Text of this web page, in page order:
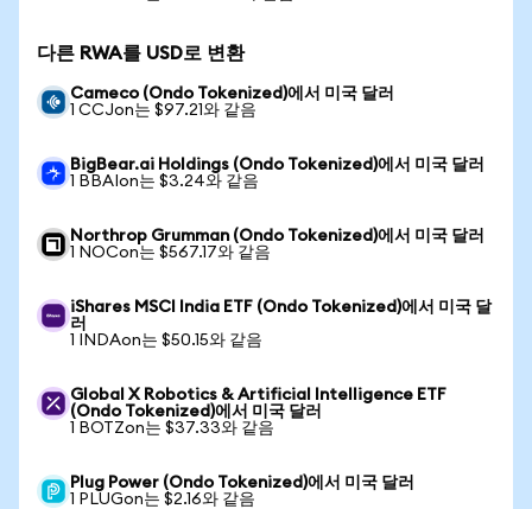
다른 RWA를 USD로 변환
Cameco (Ondo Tokenized)에서 미국 달러
1 CCJon는 $97.21와 같음
BigBear.ai Holdings (Ondo Tokenized)에서 미국 달러
1 BBAIon는 $3.24와 같음
Northrop Grumman (Ondo Tokenized)에서 미국 달러
1 NOCon는 $567.17와 같음
iShares MSCI India ETF (Ondo Tokenized)에서 미국 달
러
1 INDAon는 $50.15와 같음
Global X Robotics & Artificial Intelligence ETF
(Ondo Tokenized)에서 미국 달러
1 BOTZon는 $37.33와 같음
Plug Power (Ondo Tokenized)에서 미국 달러
1 PLUGon는 $2.16와 같음